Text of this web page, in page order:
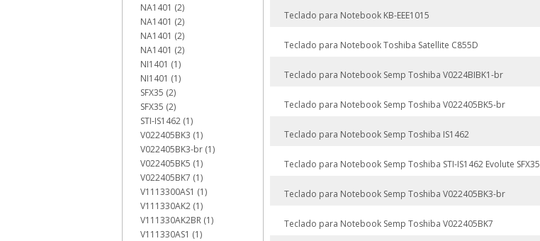
NA1401 (2)
NA1401 (2)
NA1401 (2)
NA1401 (2)
NI1401 (1)
NI1401 (1)
SFX35 (2)
SFX35 (2)
STI-IS1462 (1)
V022405BK3 (1)
V022405BK3-br (1)
V022405BK5 (1)
V022405BK7 (1)
V1113300AS1 (1)
V111330AK2 (1)
V111330AK2BR (1)
V111330AS1 (1)
Teclado para Notebook KB-EEE1015
Teclado para Notebook Toshiba Satellite C855D
Teclado para Notebook Semp Toshiba V0224BIBK1-br
Teclado para Notebook Semp Toshiba V022405BK5-br
Teclado para Notebook Semp Toshiba IS1462
Teclado para Notebook Semp Toshiba STI-IS1462 Evolute SFX35
Teclado para Notebook Semp Toshiba V022405BK3-br
Teclado para Notebook Semp Toshiba V022405BK7